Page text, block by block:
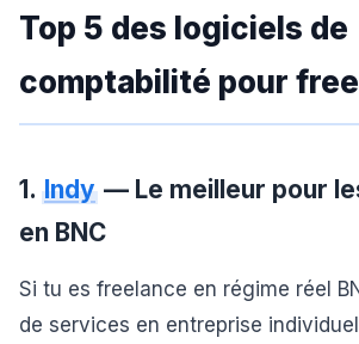
Top 5 des logiciels de
comptabilité pour
1. Indy — Le meilleur pour
en BNC
Si tu es freelance en régime réel
de services en entreprise